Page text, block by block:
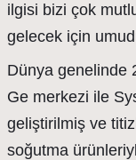
ilgisi bizi çok
gelecek için
Dünya genelinde
Ge merkezi ile
geliştirilmiş ve
soğutma